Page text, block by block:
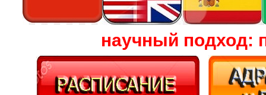
научный подход: